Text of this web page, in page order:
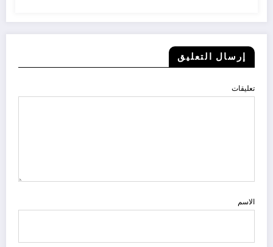
إرسال التعليق
تعليقات
الاسم